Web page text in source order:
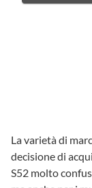
La varietà di
decisione di
S52 molto